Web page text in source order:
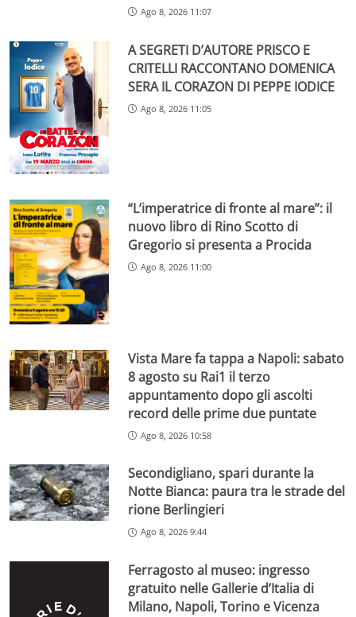
Ago 8, 2026 11:07
A SEGRETI D’AUTORE PRISCO E
CRITELLI RACCONTANO DOMENICA
SERA IL CORAZON DI PEPPE IODICE
Ago 8, 2026 11:05
“L’imperatrice di fronte al mare”: il
nuovo libro di Rino Scotto di
Gregorio si presenta a Procida
Ago 8, 2026 11:00
Vista Mare fa tappa a Napoli: sabato
8 agosto su Rai1 il terzo
appuntamento dopo gli ascolti
record delle prime due puntate
Ago 8, 2026 10:58
Secondigliano, spari durante la
Notte Bianca: paura tra le strade del
rione Berlingieri
Ago 8, 2026 9:44
Ferragosto al museo: ingresso
gratuito nelle Gallerie d’Italia di
Milano, Napoli, Torino e Vicenza